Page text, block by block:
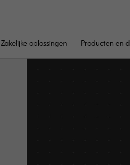
Zakelijke oplossingen Producten en